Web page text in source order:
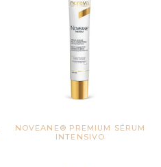
NOVEANE® PREMIUM SÉRUM
INTENSIVO